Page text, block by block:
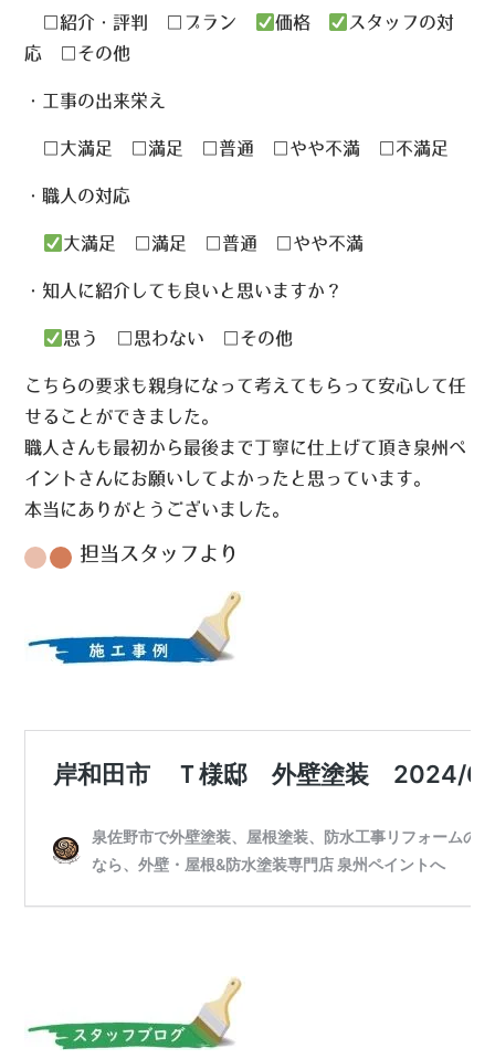
□紹介・評判 □プラン 価格
スタッフの対
応 □その他
・工事の出来栄え
□大満足 □満足 □普通 □やや不満 □不満足
・職人の対応
大満足 □満足 □普通 □やや不満
・知人に紹介しても良いと思いますか？
思う □思わない □その他
こちらの要求も親身になって考えてもらって安心して任
せることができました。
職人さんも最初から最後まで丁寧に仕上げて頂き泉州ペ
イントさんにお願いしてよかったと思っています。
本当にありがとうございました。
担当スタッフより